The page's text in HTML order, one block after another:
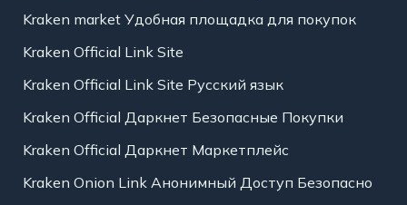
Kraken market Удобная площадка для покупок
Kraken Official Link Site
Kraken Official Link Site Русский язык
Kraken Official Даркнет Безопасные Покупки
Kraken Official Даркнет Маркетплейс
Kraken Onion Link Анонимный Доступ Безопасно